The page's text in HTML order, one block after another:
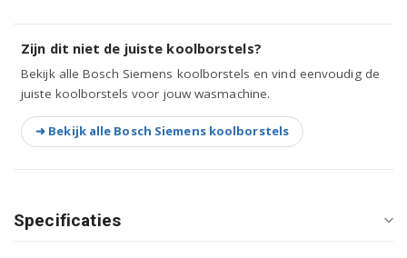
WAE2447SZA/24
WAE2447SZA01
WAE2447SZA10
WAE2447SZA12
WAE2447SZA19
Zijn dit niet de juiste koolborstels?
Bekijk alle Bosch Siemens koolborstels en vind eenvoudig de
juiste koolborstels voor jouw wasmachine.
➜ Bekijk alle Bosch Siemens koolborstels
Specificaties